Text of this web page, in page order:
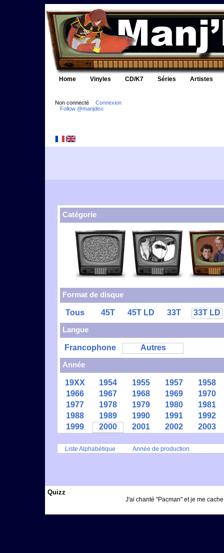
Home Vinyles CD/K7 Séries Artistes
Non connecté
Connexion
Follow @manjdisc
Catégorie
Format de disque
Tous 45T 45T LD 33T
33T LD
Langue
Francophone
Autres
Année
19XX 1954 1955 1957
1958
1966
1967 1968 1969
1970
1977
1978 1979 1980
1981
1988
1989 1990 1991
1992
1999
2000 2001 2002 2003
Liste Alphabétique Année de production
Quizz
J'ai chanté "Pacman" et je me